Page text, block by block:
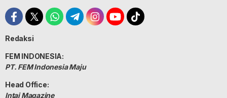
Redaksi
FEM INDONESIA:
PT. FEM Indonesia Maju
Head Office:
Intai Magazine